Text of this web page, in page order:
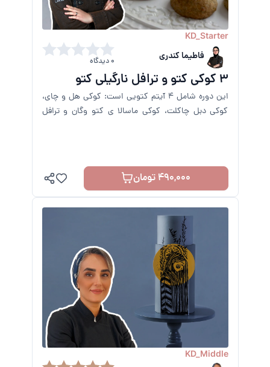
KD_Starter
فاطیما کندری 0 دیدگاه
3 کوکی کتو و ترافل نارگیلی کتو
این دوره شامل 4 آیتم کتویی است: کوکی هل و چای،
کوکی دبل چاکلت، کوکی ماسالا ی کتو وگان و ترافل
490,000 تومان
KD_Middle